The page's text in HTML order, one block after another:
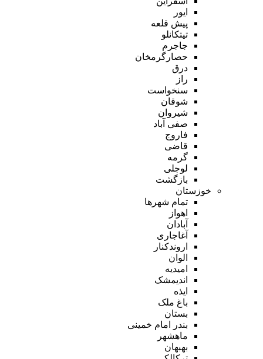
ایور
پیش قلعه
تیتکانلو
جاجرم
حصارگرمخان
درق
راز
سنخواست
شوقان
شیروان
صفی آباد
فاروج
قاضی
گرمه
لوجلی
بازگشت
خوزستان
تمام شهر‌ها
اهواز
آبادان
آغاجاری
اروندکنار
الوان
امیدیه
اندیمشک
ایذه
باغ ملک
بستان
بندر امام خمینی
ماهشهر
بهبهان